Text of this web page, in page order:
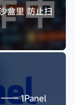
盒里 防止扫
—— 1Panel